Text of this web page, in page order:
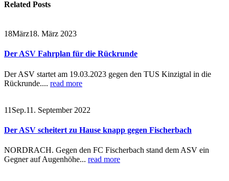
Related Posts
18März18. März 2023
Der ASV Fahrplan für die Rückrunde
Der ASV startet am 19.03.2023 gegen den TUS Kinzigtal in die
Rückrunde.... read more
11 Sep.11. September 2022
Der ASV scheitert zu Hause knapp gegen Fischerbach
NORDRACH. Gegen den FC Fischerbach stand dem ASV ein
Gegner auf Augenhöhe... read more